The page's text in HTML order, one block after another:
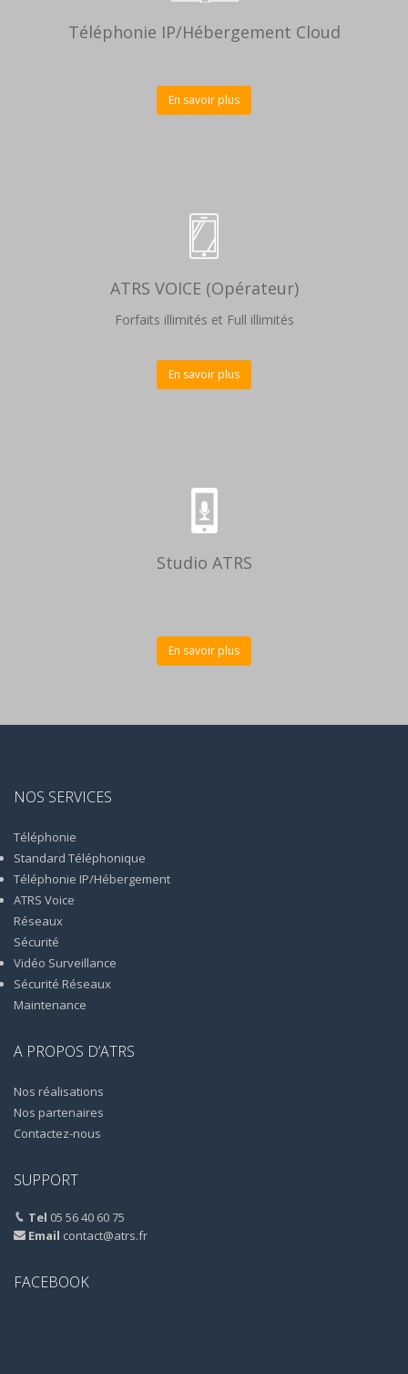
Téléphonie IP/Hébergement Cloud
En savoir plus
ATRS VOICE (Opérateur)
Forfaits illimités et Full illimités
En savoir plus
Studio ATRS
En savoir plus
NOS SERVICES
Téléphonie
Standard Téléphonique
Téléphonie IP/Hébergement
ATRS Voice
Réseaux
Sécurité
Vidéo Surveillance
Sécurité Réseaux
Maintenance
A PROPOS D’ATRS
Nos réalisations
Nos partenaires
Contactez-nous
SUPPORT
Tel 05 56 40 60 75
Email contact@atrs.fr
FACEBOOK